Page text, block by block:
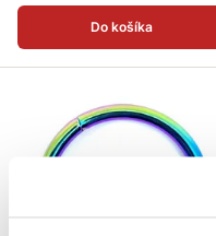
Do košíka